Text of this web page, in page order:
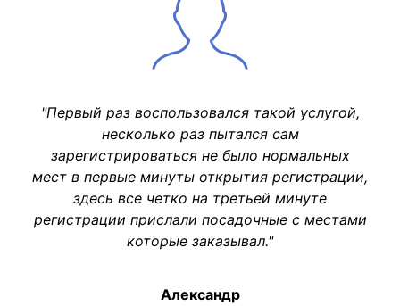
"Первый раз воспользовался такой услугой,
несколько раз пытался сам
зарегистрироваться не было нормальных
мест в первые минуты открытия регистрации,
здесь все четко на третьей минуте
регистрации прислали посадочные с местами
которые заказывал."
Александр